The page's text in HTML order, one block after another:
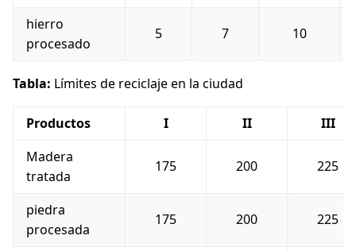
hierro
procesado
5 7 10
Tabla: Límites de reciclaje en la ciudad
Productos I II
III
Madera
tratada
175 200 225
piedra
procesada
175 200 225